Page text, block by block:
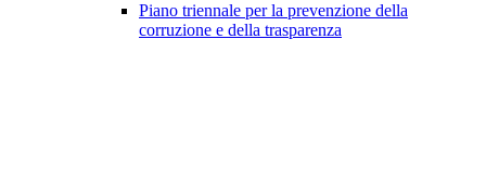
Piano triennale per la prevenzione della
corruzione e della trasparenza